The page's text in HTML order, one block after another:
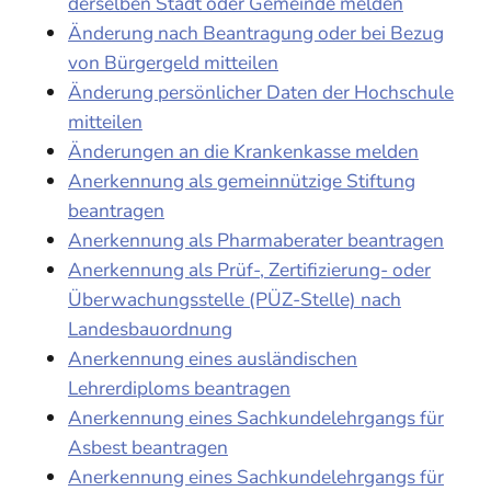
Änderung nach Beantragung oder bei Bezug
von Bürgergeld mitteilen
Änderung persönlicher Daten der Hochschule
mitteilen
Änderungen an die Krankenkasse melden
Anerkennung als gemeinnützige Stiftung
beantragen
Anerkennung als Pharmaberater beantragen
Anerkennung als Prüf-, Zertifizierung- oder
Überwachungsstelle (PÜZ-Stelle) nach
Landesbauordnung
Anerkennung eines ausländischen
Lehrerdiploms beantragen
Anerkennung eines Sachkundelehrgangs für
Asbest beantragen
Anerkennung eines Sachkundelehrgangs für